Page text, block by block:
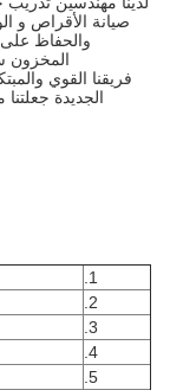
صيانة الأقراص و
والحفاظ على
المخزون
فريقنا القوي
الجديدة
1.
2.
3.
4.
5.